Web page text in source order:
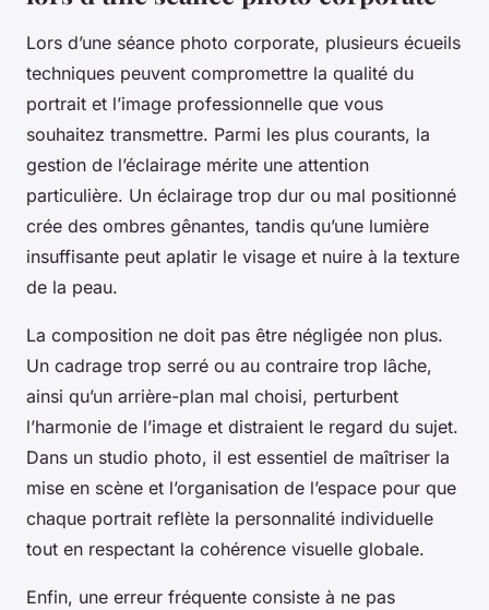
Lors d’une séance photo corporate, plusieurs écueils
techniques peuvent compromettre la qualité du
portrait et l’image professionnelle que vous
souhaitez transmettre. Parmi les plus courants, la
gestion de l’éclairage mérite une attention
particulière. Un éclairage trop dur ou mal positionné
crée des ombres gênantes, tandis qu’une lumière
insuffisante peut aplatir le visage et nuire à la texture
de la peau.
La composition ne doit pas être négligée non plus.
Un cadrage trop serré ou au contraire trop lâche,
ainsi qu’un arrière-plan mal choisi, perturbent
l’harmonie de l’image et distraient le regard du sujet.
Dans un studio photo, il est essentiel de maîtriser la
mise en scène et l’organisation de l’espace pour que
chaque portrait reflète la personnalité individuelle
tout en respectant la cohérence visuelle globale.
Enfin, une erreur fréquente consiste à ne pas